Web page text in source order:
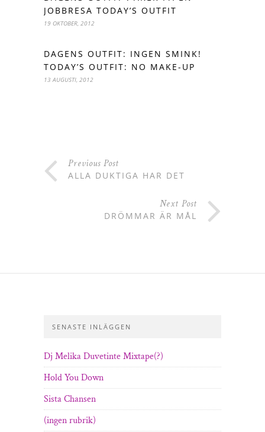
JOBBRESA TODAY’S OUTFIT
19 OKTOBER, 2012
DAGENS OUTFIT: INGEN SMINK!
TODAY’S OUTFIT: NO MAKE-UP
13 AUGUSTI, 2012
Previous Post
ALLA DUKTIGA HAR DET
Next Post
DRÖMMAR ÄR MÅL
SENASTE INLÄGGEN
Dj Melika Duvetinte Mixtape(?)
Hold You Down
Sista Chansen
(ingen rubrik)